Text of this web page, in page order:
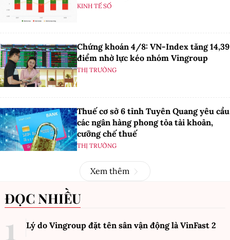
KINH TẾ SỐ
Chứng khoán 4/8: VN-Index tăng 14,39
điểm nhờ lực kéo nhóm Vingroup
THỊ TRƯỜNG
Thuế cơ sở 6 tỉnh Tuyên Quang yêu cầu
các ngân hàng phong tỏa tài khoản,
cưỡng chế thuế
THỊ TRƯỜNG
Xem thêm
ĐỌC NHIỀU
Lý do Vingroup đặt tên sân vận động là VinFast 2